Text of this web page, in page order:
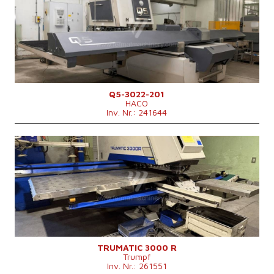
Arbeitsflaeche
1500x3000 mm
Presskraft
22 t
Werkzeugmagazin
ja
Positionenanzahl im Werkzeugwechsler
Max. Blechdicke
6 mm
Kontrollsystem
nein
Q5-3022-201
HACO
Inv. Nr.: 241644
Baujahr:
2005
Arbeitsflaeche
3070x1660 mm
Presskraft
18 t
X Weg
3070 mm
Y Weg
1660 mm
Max. Blechdicke
6,4 mm
Werkzeugmagazin
ja
Positionenanzahl im Werkzeugwechsler20
Kontrollsystem
ja
14850 kg
Maschinenabmessungen L x B x H
TRUMATIC 3000 R
Trumpf
Inv. Nr.: 261551